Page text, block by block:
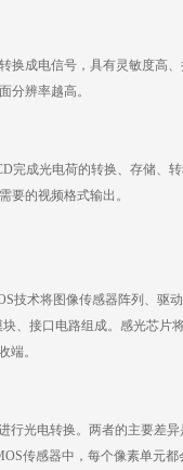
换成电信号，具有灵敏度
分辨率越高。
完成光电荷的转换、存储、
要的视频格式输出 。
技术将图像传感器阵列
、接口电路组成。感光芯
端。
行光电转换。两者的主要差
传感器中，每个像素单元